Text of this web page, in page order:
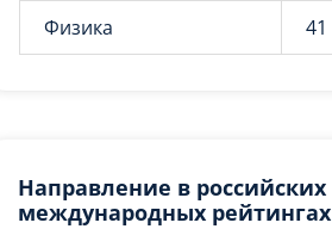
Физика 41
Направление в российских
международных рейтингах